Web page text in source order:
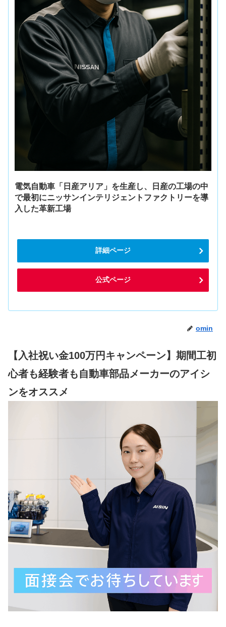
電気自動車「日産アリア」を生産し、日産の工場の中
で最初にニッサンインテリジェントファクトリーを導
入した革新工場
詳細ページ
公式ページ
omin
【入社祝い金100万円キャンペーン】期間工初
心者も経験者も自動車部品メーカーのアイシ
ンをオススメ